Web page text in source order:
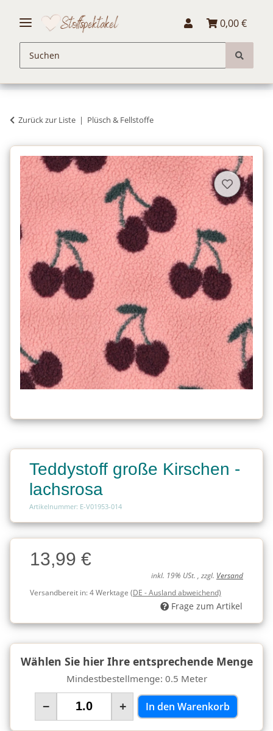
0,00 €
Zurück zur Liste Plüsch & Fellstoffe
Teddystoff große Kirschen -
lachsrosa
Artikelnummer: E-V01953-014
Charge
Charge13,99 €
inkl. 19% USt. , zzgl. Versand
Versandbereit in:4 Werktage (DE - Ausland abweichend)
Frage zum Artikel
Wählen Sie hier Ihre entsprechende Menge
Mindestbestellmenge: 0.5 Meter
− + In den Warenkorb